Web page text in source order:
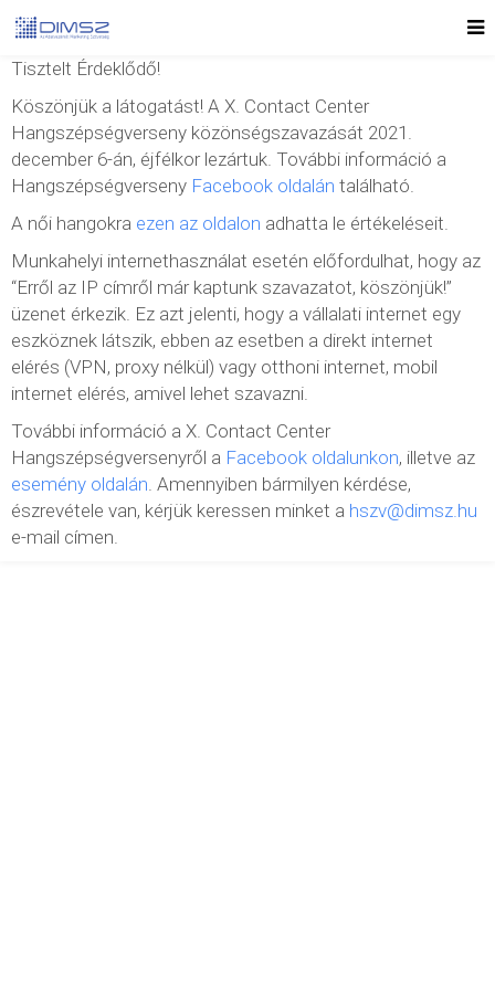
Tisztelt Érdeklődő!
Köszönjük a látogatást! A X. Contact Center
Hangszépségverseny közönségszavazását 2021.
december 6-án, éjfélkor lezártuk. További információ a
Hangszépségverseny Facebook oldalán található.
A női hangokra ezen az oldalon adhatta le értékeléseit.
Munkahelyi internethasználat esetén előfordulhat, hogy az
“Erről az IP címről már kaptunk szavazatot, köszönjük!”
üzenet érkezik. Ez azt jelenti, hogy a vállalati internet egy
eszköznek látszik, ebben az esetben a direkt internet
elérés (VPN, proxy nélkül) vagy otthoni internet, mobil
internet elérés, amivel lehet szavazni.
További információ a X. Contact Center
Hangszépségversenyről a Facebook oldalunkon, illetve az
esemény oldalán. Amennyiben bármilyen kérdése,
észrevétele van, kérjük keressen minket a hszv@dimsz.hu
e-mail címen.